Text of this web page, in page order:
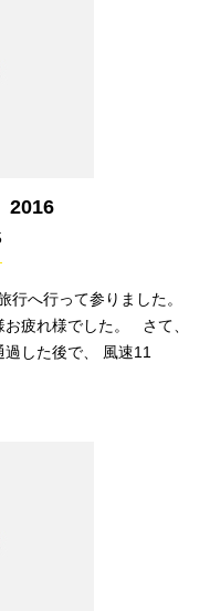
2016
行へ行って参りました。
疲れ様でした。 さて、
した後で、 風速11